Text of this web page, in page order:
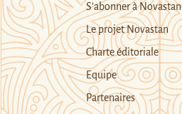
S’abonner à Novastan
Le projet Novastan
Charte éditoriale
Equipe
Partenaires